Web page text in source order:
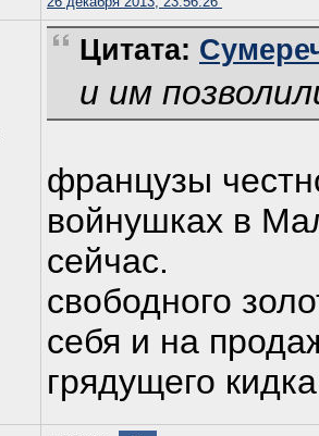
Цитата:
и им
французы
войнушках в
сейчас.
свободного
себя и на
грядущего